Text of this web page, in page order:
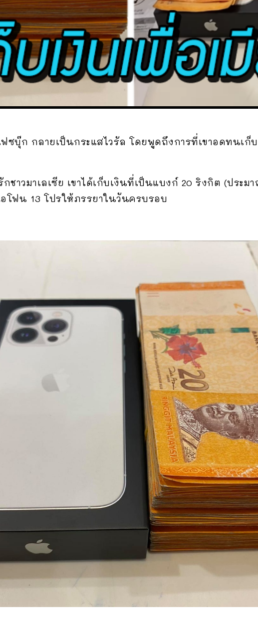
บุ๊ก กลายเป็นกระแสไวรัล โดยพูดถึงการที่เขาอดทนเก็
ชาวมาเลเซีย เขาได้เก็บเงินที่เป็นแบงก์ 20 ริงกิต (ประ
โฟน 13 โปรให้ภรรยาในวันครบรอบ